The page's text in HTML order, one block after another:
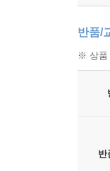
반품/
※ 상품
반